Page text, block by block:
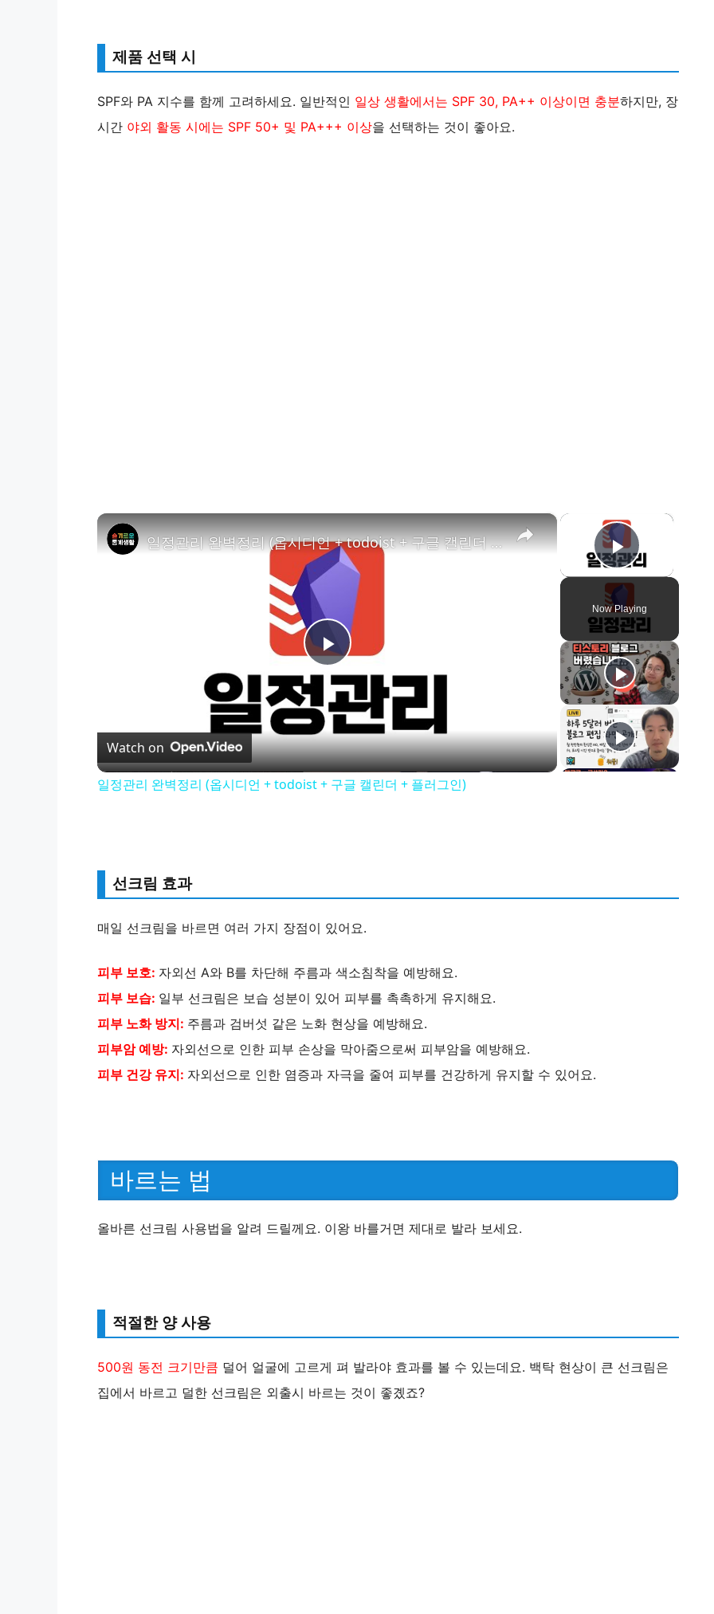
제품 선택 시
SPF와 PA 지수를 함께 고려하세요. 일반적인 일상 생활에서는 SPF 30, PA++ 이상이면 충분하지만, 장
시간 야외 활동 시에는 SPF 50+ 및 PA+++ 이상을 선택하는 것이 좋아요​.
×
Play
Now Playing
×
P
l
a
i
e
o
일정관리 완벽정리 (옵시디언 + todoist + 구글 캘린더 + 플러그인)
Watch on
일정관리 완벽정리 (옵시디언 + todoist + 구글 캘린더 + 플러그인)
선크림 효과
매일 선크림을 바르면 여러 가지 장점이 있어요.
피부 보호: 자외선 A와 B를 차단해 주름과 색소침착을 예방해요.
피부 보습: 일부 선크림은 보습 성분이 있어 피부를 촉촉하게 유지해요.
피부 노화 방지: 주름과 검버섯 같은 노화 현상을 예방해요.
피부암 예방: 자외선으로 인한 피부 손상을 막아줌으로써 피부암을 예방해요.
피부 건강 유지: 자외선으로 인한 염증과 자극을 줄여 피부를 건강하게 유지할 수 있어요.
바르는 법
올바른 선크림 사용법을 알려 드릴께요. 이왕 바를거면 제대로 발라 보세요.
적절한 양 사용
500원 동전 크기만큼 덜어 얼굴에 고르게 펴 발라야 효과를 볼 수 있는데요. 백탁 현상이 큰 선크림은
집에서 바르고 덜한 선크림은 외출시 바르는 것이 좋곘죠?